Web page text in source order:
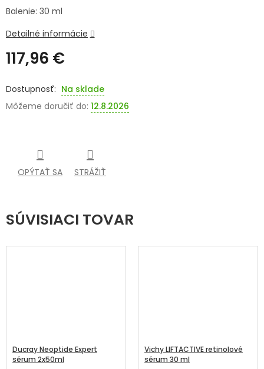
117,96 €
cena:
Na sklade
Môžeme doručiť do: 12.8.2026
Balenie: 30 ml
Detailné informácie
OPÝTAŤ SA STRÁŽIŤ
SÚVISIACI TOVAR
Ducray Neoptide Expert
sérum 2x50ml
Vichy LIFTACTIVE retinolové
sérum 30 ml